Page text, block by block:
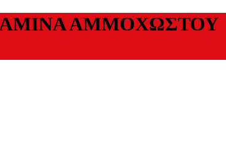
ΑΜΜΟΧΩΣΤΟΥ